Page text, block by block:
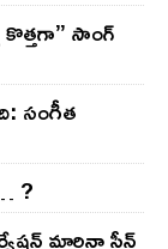
సాంగ్
సంగీత
?
మార్చినా సీన్